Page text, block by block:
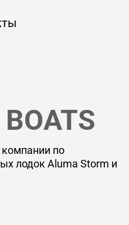
по
лодок Aluma Storm и